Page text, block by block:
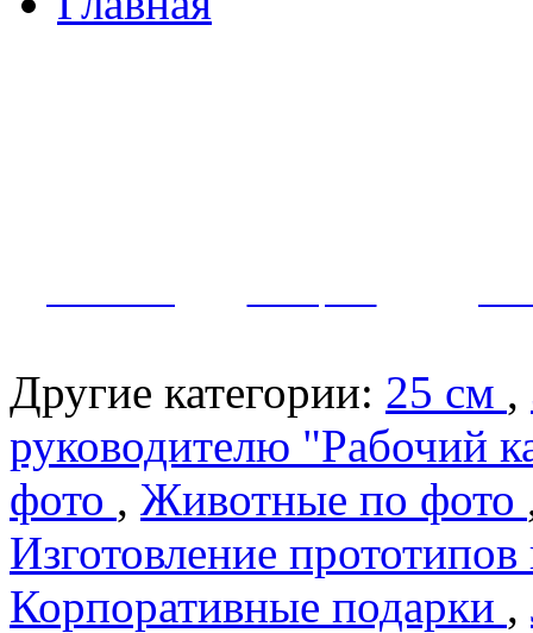
Другие категории: 25 см ,
руководителю "Рабочий
фото , Животные по фото
Изготовление
Корпоративные подарки ,